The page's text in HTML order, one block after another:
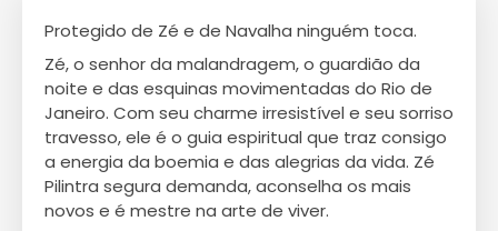
Protegido de Zé e de Navalha ninguém toca.
Zé, o senhor da malandragem, o guardião da
noite e das esquinas movimentadas do Rio de
Janeiro. Com seu charme irresistível e seu sorriso
travesso, ele é o guia espiritual que traz consigo
a energia da boemia e das alegrias da vida. Zé
Pilintra segura demanda, aconselha os mais
novos e é mestre na arte de viver.